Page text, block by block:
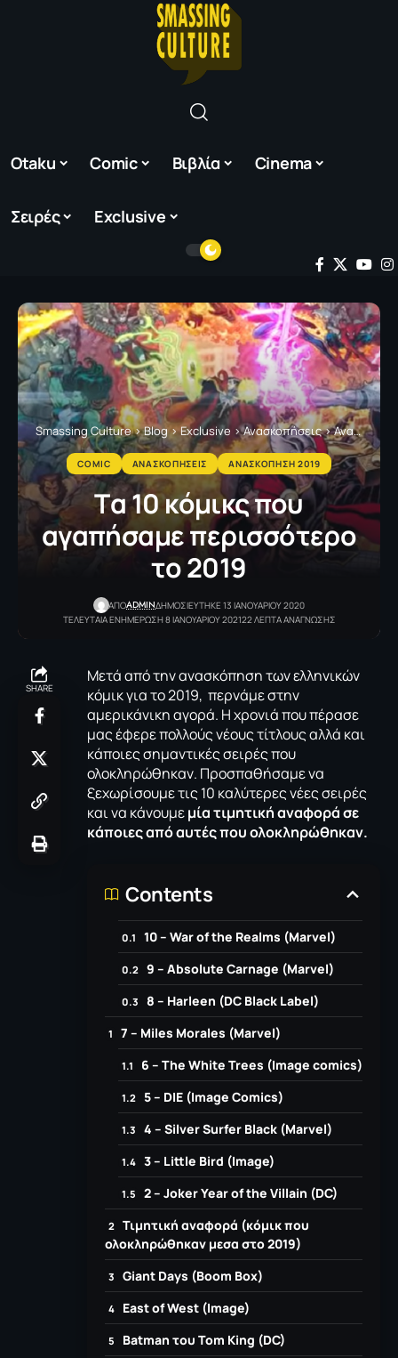
Otaku Comic Βιβλία Cinema
Σειρές Exclusive
Smassing Culture>Blog>Exclusive >Ανασκοπήσεις>Ανασκόπηση 2019
COMIC ΑΝΑΣΚΟΠΗΣΕΙΣ ΑΝΑΣΚΟΠΗΣΗ 2019
Tα 10 κόμικς που
αγαπήσαμε περισσότερο
το 2019
ΑΠΟADMINΔΗΜΟΣΙΕΥΤΗΚΕ 13 ΙΑΝΟΥΑΡΙΟΥ 2020
ΤΕΛΕΥΤΑΙΑ ΕΝΗΜΕΡΩΣΗ 8 ΙΑΝΟΥΑΡΙΟΥ 202122 ΛΕΠΤΑ ΑΝΑΓΝΩΣΗΣ
SHARE
Μετά από τηνανασκόπησητων ελληνικών
κόμικ για το 2019, περνάμε στην
αμερικάνικη αγορά. Η χρονιά που πέρασε
μας έφερε πολλούς νέους τίτλους αλλά και
κάποιες σημαντικές σειρές που
ολοκληρώθηκαν. Προσπαθήσαμε να
ξεχωρίσουμε τις 10 καλύτερες νέες σειρές
και να κάνουμεμία τιμητική αναφορά σε
κάποιες από αυτές που ολοκληρώθηκαν.
Contents
10 – War of the Realms (Marvel)
9 – Absolute Carnage (Marvel)
8 – Harleen (DC Black Label)
7 – Miles Morales (Marvel)
6 – The White Trees (Image comics)
5 – DIE (Image Comics)
4 – Silver Surfer Black (Marvel)
3 – Little Bird (Image)
2 – Joker Year of the Villain (DC)
Τιμητική αναφορά (κόμικ που
ολοκληρώθηκαν μεσα στο 2019)
Giant Days (Boom Box)
East of West (Image)
Batman του Tom King (DC)